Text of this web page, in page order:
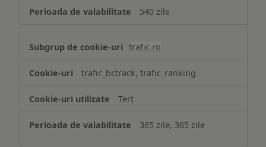
540 zile
trafic.ro
trafic_bctrack, trafic_ranking
Terț
365 zile, 365 zile